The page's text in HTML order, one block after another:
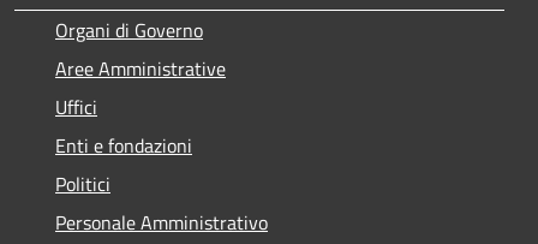
Organi di Governo
Aree Amministrative
Uffici
Enti e fondazioni
Politici
Personale Amministrativo